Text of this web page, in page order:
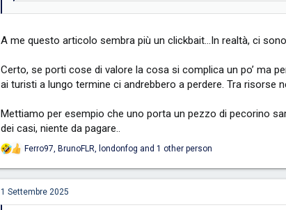
A me questo articolo sembra più un clickbait…In realtà, ci
Certo, se porti cose di valore la cosa si complica un po’ ma
ai turisti a lungo termine ci andrebbero a perdere. Tra risorse
Mettiamo per esempio che uno porta un pezzo di pecorino
dei casi, niente da pagare..
R
c
t
Ferro97, BrunoFLR, londonfog and 1 other person
1 Settembre 2025